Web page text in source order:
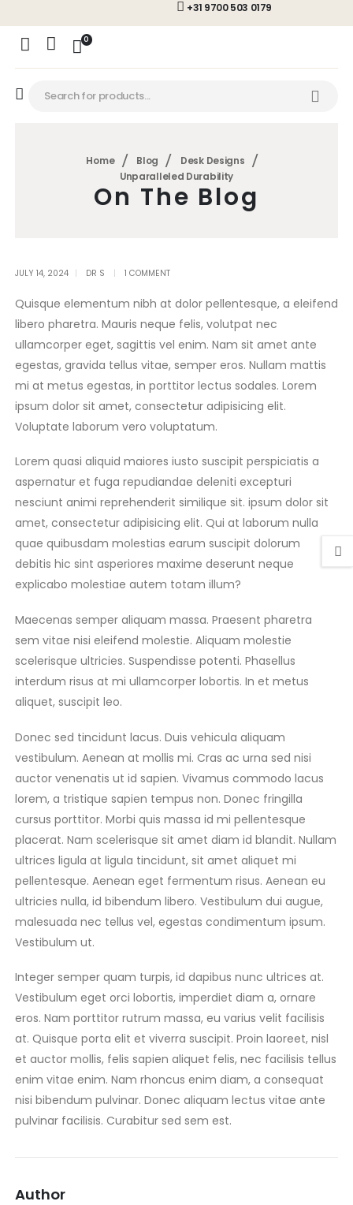
+31 9700 503 0179
0
Home Blog
Desk Designs
Unparalleled Durability
On The Blog
JULY 14, 2024 DR S 1 COMMENT
Quisque elementum nibh at dolor pellentesque, a eleifend
libero pharetra. Mauris neque felis, volutpat nec
ullamcorper eget, sagittis vel enim. Nam sit amet ante
egestas, gravida tellus vitae, semper eros. Nullam mattis
mi at metus egestas, in porttitor lectus sodales. Lorem
ipsum dolor sit amet, consectetur adipisicing elit.
Voluptate laborum vero voluptatum.
Lorem quasi aliquid maiores iusto suscipit perspiciatis a
aspernatur et fuga repudiandae deleniti excepturi
nesciunt animi reprehenderit similique sit. ipsum dolor sit
amet, consectetur adipisicing elit. Qui at laborum nulla
quae quibusdam molestias earum suscipit dolorum
debitis hic sint asperiores maxime deserunt neque
explicabo molestiae autem totam illum?
Maecenas semper aliquam massa. Praesent pharetra
sem vitae nisi eleifend molestie. Aliquam molestie
scelerisque ultricies. Suspendisse potenti. Phasellus
interdum risus at mi ullamcorper lobortis. In et metus
aliquet, suscipit leo.
Donec sed tincidunt lacus. Duis vehicula aliquam
vestibulum. Aenean at mollis mi. Cras ac urna sed nisi
auctor venenatis ut id sapien. Vivamus commodo lacus
lorem, a tristique sapien tempus non. Donec fringilla
cursus porttitor. Morbi quis massa id mi pellentesque
placerat. Nam scelerisque sit amet diam id blandit. Nullam
ultrices ligula at ligula tincidunt, sit amet aliquet mi
pellentesque. Aenean eget fermentum risus. Aenean eu
ultricies nulla, id bibendum libero. Vestibulum dui augue,
malesuada nec tellus vel, egestas condimentum ipsum.
Vestibulum ut.
Integer semper quam turpis, id dapibus nunc ultrices at.
Vestibulum eget orci lobortis, imperdiet diam a, ornare
eros. Nam porttitor rutrum massa, eu varius velit facilisis
at. Quisque porta elit et viverra suscipit. Proin laoreet, nisl
et auctor mollis, felis sapien aliquet felis, nec facilisis tellus
enim vitae enim. Nam rhoncus enim diam, a consequat
nisi bibendum pulvinar. Donec aliquam lectus vitae ante
pulvinar facilisis. Curabitur sed sem est.
Author